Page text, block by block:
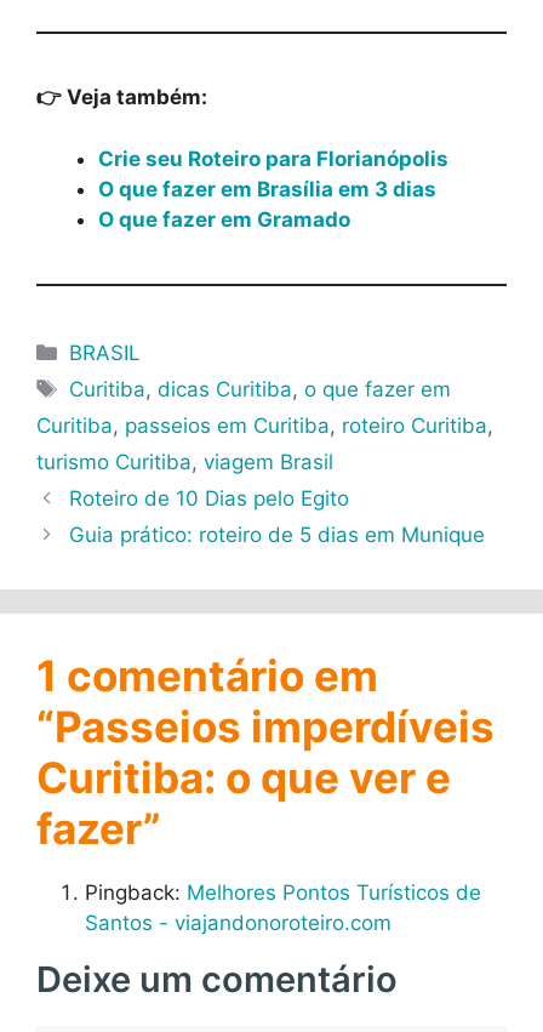
👉 Veja também:
Crie seu Roteiro para Florianópolis
O que fazer em Brasília em 3 dias
O que fazer em Gramado
Categorias
BRASIL
Tags
Curitiba,dicas Curitiba,o que fazer em
Curitiba, passeios em Curitiba, roteiro Curitiba,
turismo Curitiba, viagem Brasil
Roteiro de 10 Dias pelo Egito
Guia prático: roteiro de 5 dias em Munique
1 comentário em
“Passeios imperdíveis
Curitiba: o que ver e
fazer”
Pingback: Melhores Pontos Turísticos de
Santos - viajandonoroteiro.com
Deixe um comentário